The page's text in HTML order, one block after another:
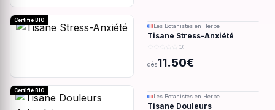
Certifié BIO
Les Botanistes en Herbe
Tisane Stress-Anxiété
(0)
dès11.50€
Certifié BIO
Les Botanistes en Herbe
Tisane Douleurs